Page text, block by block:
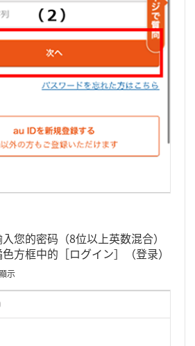
您的密码（8位以上英数混合）
方框中的［ログイン］（登录）
示